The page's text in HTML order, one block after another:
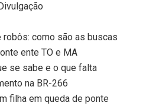
como são as buscas
ente TO e MA
se sabe e o que falta
na BR-266
filha em queda de ponte